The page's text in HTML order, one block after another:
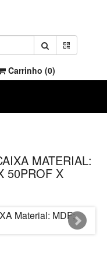
Carrinho (0)
MATERIAL:
50PROF X